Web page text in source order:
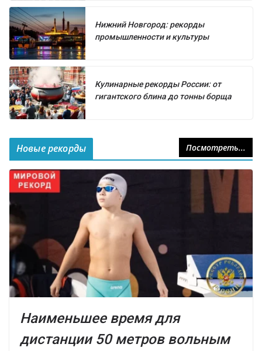
Нижний Новгород: рекорды
промышленности и культуры
Кулинарные рекорды России: от
гигантского блина до тонны борща
Новые рекорды Посмотреть...
Наименьшее время для
дистанции 50 метров вольным